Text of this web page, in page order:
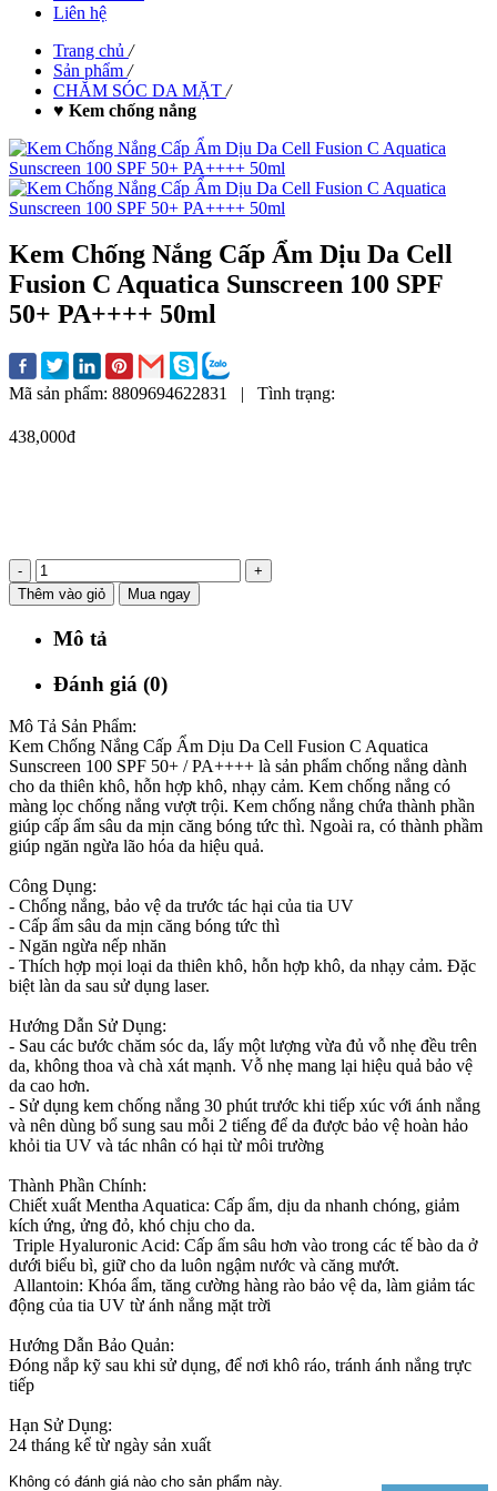
Liên hệ
Trang chủ /
Sản phẩm /
CHĂM SÓC DA MẶT /
♥ Kem chống nắng
Kem Chống Nắng Cấp Ẩm Dịu Da Cell
Fusion C Aquatica Sunscreen 100 SPF
50+ PA++++ 50ml
Mã sản phẩm: 8809694622831 | Tình trạng:
438,000đ
-
+
Thêm vào giỏ
Mua ngay
Mô tả
Đánh giá (0)
Mô Tả Sản Phẩm:
Kem Chống Nắng Cấp Ẩm Dịu Da Cell Fusion C Aquatica
Sunscreen 100 SPF 50+ / PA++++ là sản phẩm chống nắng dành
cho da thiên khô, hỗn hợp khô, nhạy cảm. Kem chống nắng có
màng lọc chống nắng vượt trội. Kem chống nắng chứa thành phần
giúp cấp ẩm sâu da mịn căng bóng tức thì. Ngoài ra, có thành phầm
giúp ngăn ngừa lão hóa da hiệu quả.
Công Dụng:
- Chống nắng, bảo vệ da trước tác hại của tia UV
- Cấp ẩm sâu da mịn căng bóng tức thì
- Ngăn ngừa nếp nhăn
- Thích hợp mọi loại da thiên khô, hỗn hợp khô, da nhạy cảm. Đặc
biệt làn da sau sử dụng laser.
Hướng Dẫn Sử Dụng:
- Sau các bước chăm sóc da, lấy một lượng vừa đủ vỗ nhẹ đều trên
da, không thoa và chà xát mạnh. Vỗ nhẹ mang lại hiệu quả bảo vệ
da cao hơn.
- Sử dụng kem chống nắng 30 phút trước khi tiếp xúc với ánh nắng
và nên dùng bổ sung sau mỗi 2 tiếng để da được bảo vệ hoàn hảo
khỏi tia UV và tác nhân có hại từ môi trường
Thành Phần Chính:
Chiết xuất Mentha Aquatica: Cấp ẩm, dịu da nhanh chóng, giảm
kích ứng, ửng đỏ, khó chịu cho da.
Triple Hyaluronic Acid: Cấp ẩm sâu hơn vào trong các tế bào da ở
dưới biểu bì, giữ cho da luôn ngậm nước và căng mướt.
Allantoin: Khóa ẩm, tăng cường hàng rào bảo vệ da, làm giảm tác
động của tia UV từ ánh nắng mặt trời
Hướng Dẫn Bảo Quản:
Đóng nắp kỹ sau khi sử dụng, để nơi khô ráo, tránh ánh nắng trực
tiếp
Hạn Sử Dụng:
24 tháng kể từ ngày sản xuất
Không có đánh giá nào cho sản phẩm này.